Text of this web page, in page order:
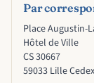
Par
Place Augustin-
Hôtel de Ville
CS 30667